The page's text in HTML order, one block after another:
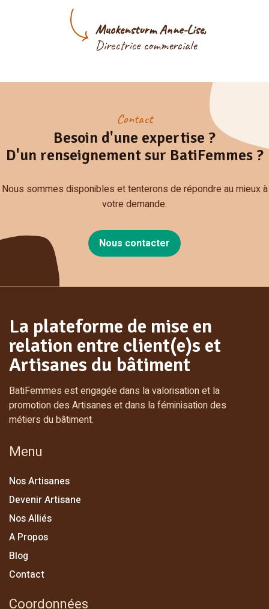
Muckensturm Anne-Lise,
Directrice commerciale
Besoin d'une expertise ?
D'un renseignement sur BatiFemmes ?
Contact
Nous sommes disponibles et tenterons de répondre au mieux à
votre demande.
Nous contacter
La plateforme de mise en
relation entre client(e)s et
Artisanes du bâtiment
BatiFemmes est engagée dans la valorisation et la
promotion des Artisanes et dans la féminisation des
métiers du bâtiment.
Menu
Nos Artisanes
Devenir Artisane
Nos Alliés
A Propos
Blog
Contact
Coordonnées